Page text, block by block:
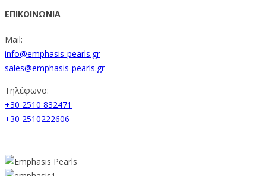
ΕΠΙΚΟΙΝΩΝΙΑ
Mail:
info@emphasis-pearls.gr
sales@emphasis-pearls.gr
Τηλέφωνο:
+30 2510 832471
+30 2510222606